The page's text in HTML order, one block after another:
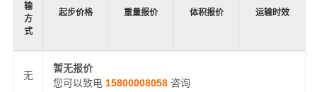
输
方
式
起步价格 重量报价 体积报价 运输时效
无
暂无报价
您可以致电 15800008058 咨询